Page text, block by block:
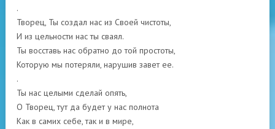
.
Творец, Ты создал нас из Своей чистоты,
И из цельности нас ты сваял.
Ты восставь нас обратно до той простоты,
Которую мы потеряли, нарушив завет ее.
.
Ты нас целыми сделай опять,
О Творец, тут да будет у нас полнота
Как в самих себе, так и в мире,